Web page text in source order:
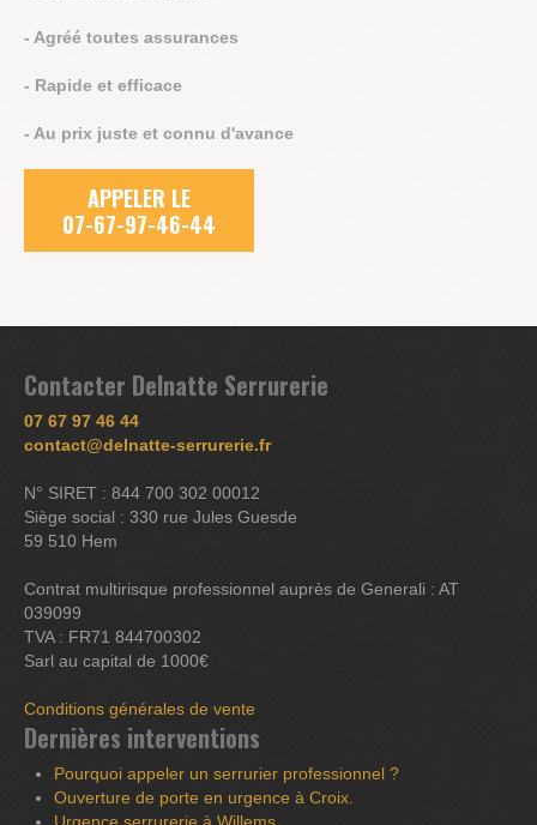
- Agréé toutes assurances
- Rapide et efficace
- Au prix juste et connu d'avance
APPELER LE
07-67-97-46-44
Contacter Delnatte Serrurerie
07 67 97 46 44
contact@delnatte-serrurerie.fr
N° SIRET : 844 700 302 00012
Siège social : 330 rue Jules Guesde
59 510 Hem
Contrat multirisque professionnel auprès de Generali : AT
039099
TVA : FR71 844700302
Sarl au capital de 1000€
Conditions générales de vente
Dernières interventions
Pourquoi appeler un serrurier professionnel ?
Ouverture de porte en urgence à Croix.